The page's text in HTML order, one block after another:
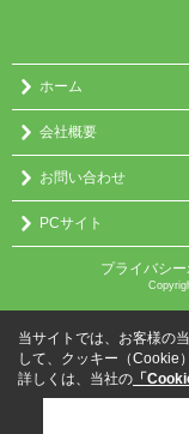
ホーム
会社概要
お問い合わせ
PCサイト
プライバシ
当サイトでは、お客様の
して、クッキー（Cookie
詳しくは、当社の 「